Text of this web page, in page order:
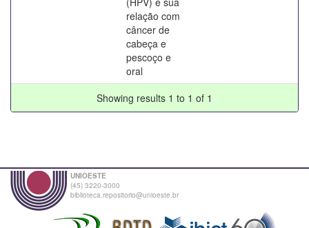
relação com
câncer de
cabeça e
pescoço e
oral
Showing results 1 to 1 of 1
UNIOESTE
(45) 3220-3000
biblioteca.repositorio@unioeste.br